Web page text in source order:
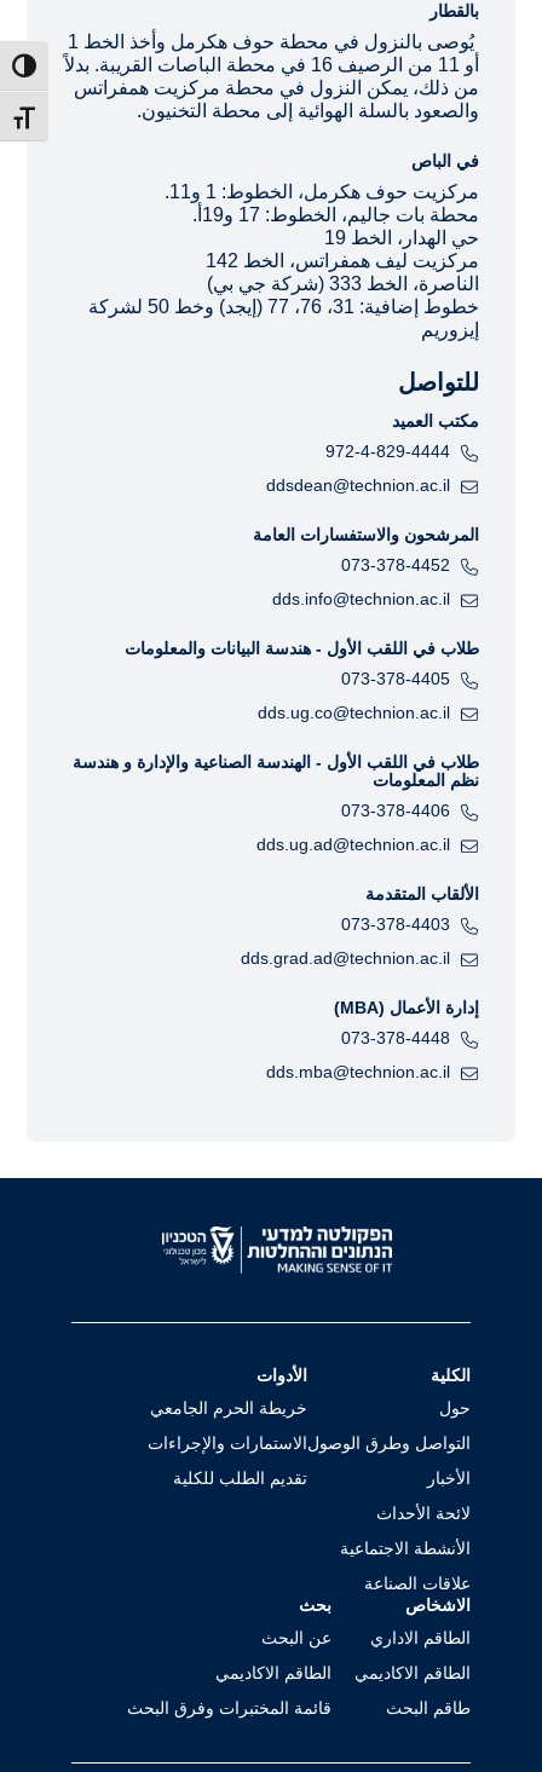
size
بالقطار
يُوصى بالنزول في محطة حوف هكرمل وأخذ الخط 1
أو 11 من الرصيف 16 في محطة الباصات القريبة. بدلاً
من ذلك، يمكن النزول في محطة مركزيت همفراتس
والصعود بالسلة الهوائية إلى محطة التخنيون.
في الباص
مركزيت حوف هكرمل، الخطوط: 1 و11.
محطة بات جاليم، الخطوط: 17 و19أ.
حي الهدار، الخط 19
مركزيت ليف همفراتس، الخط 142
الناصرة، الخط 333 (شركة جي بي)
خطوط إضافية: 31، 76، 77 (إيجد) وخط 50 لشركة
إيزوريم
للتواصل
مكتب العميد
972-4-829-4444
ddsdean@technion.ac.il
المرشحون والاستفسارات العامة
dds.info@technion.ac.il
طلاب في اللقب الأول - هندسة البيانات والمعلومات
073-378-4405
dds.ug.co@technion.ac.il
طلاب في اللقب الأول - الهندسة الصناعية والإدارة و هندسة
نظم المعلومات
073-378-4406
dds.ug.ad@technion.ac.il
الألقاب المتقدمة
dds.grad.ad@technion.ac.il
إدارة الأعمال (MBA)
073-378-4448
dds.mba@technion.ac.il
الكلية
حول
التواصل وطرق الوصول
الأخبار
لائحة الأحداث
الأنشطة الاجتماعية
علاقات الصناعة
الأدوات
خريطة الحرم الجامعي
الاستمارات والإجراءات
تقديم الطلب للكلية
الاشخاص
الطاقم الاداري
الطاقم الاكاديمي
طاقم البحث
بحث
عن البحث
الطاقم الاكاديمي
قائمة المختبرات وفرق البحث